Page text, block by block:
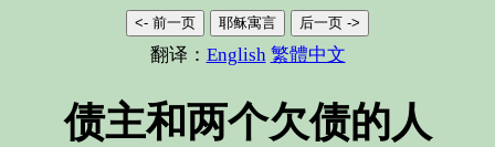
<- 前一页 耶稣寓言 后一页 ->
翻译： English 繁體中文
债主和两个欠债的人